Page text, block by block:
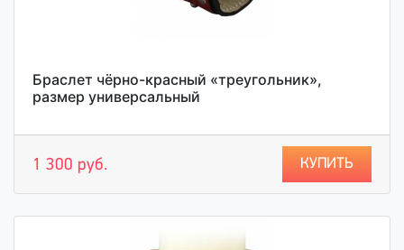
Браслет чёрно-красный «треугольник»,
размер универсальный
1 300 руб. КУПИТЬ